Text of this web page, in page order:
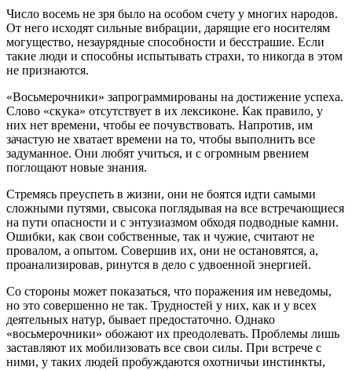
Число восемь не зря было на особом счету у многих народов.
От него исходят сильные вибрации, дарящие его носителям
могущество, незаурядные способности и бесстрашие. Если
такие люди и способны испытывать страхи, то никогда в этом
не признаются.
«Восьмерочники» запрограммированы на достижение успеха.
Слово «скука» отсутствует в их лексиконе. Как правило, у
них нет времени, чтобы ее почувствовать. Напротив, им
зачастую не хватает времени на то, чтобы выполнить все
задуманное. Они любят учиться, и с огромным рвением
поглощают новые знания.
Стремясь преуспеть в жизни, они не боятся идти самыми
сложными путями, свысока поглядывая на все встречающиеся
на пути опасности и с энтузиазмом обходя подводные камни.
Ошибки, как свои собственные, так и чужие, считают не
провалом, а опытом. Совершив их, они не остановятся, а,
проанализировав, ринутся в дело с удвоенной энергией.
Со стороны может показаться, что поражения им неведомы,
но это совершенно не так. Трудностей у них, как и у всех
деятельных натур, бывает предостаточно. Однако
«восьмерочники» обожают их преодолевать. Проблемы лишь
заставляют их мобилизовать все свои силы. При встрече с
ними, у таких людей пробуждаются охотничьи инстинкты,